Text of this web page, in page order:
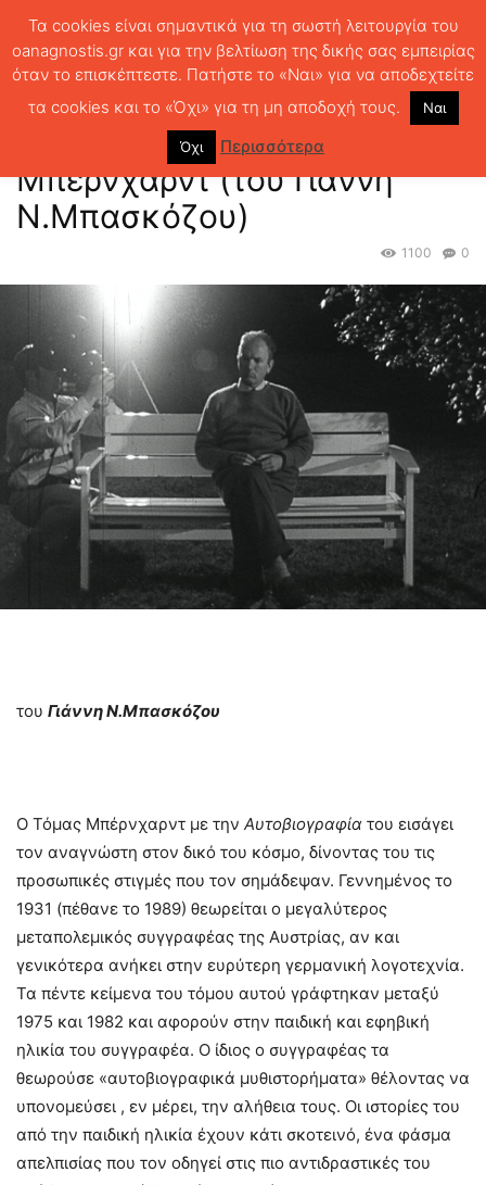
ΚΡΙΤΙΚΕΣ
Αυτός ο σκοτεινός
Μπέρνχαρντ (του Γιάννη Ν.Μπασκόζου)
Αυτός ο σκοτεινός
Μπέρνχαρντ (του Γιάννη
Ν.Μπασκόζου)
0
1100
του Γιάννη Ν.Μπασκόζου
Ο Τόμας Μπέρνχαρντ με την Αυτοβιογραφία του εισάγει
τον αναγνώστη στον δικό του κόσμο, δίνοντας του τις
προσωπικές στιγμές που τον σημάδεψαν. Γεννημένος το
1931 (πέθανε το 1989) θεωρείται ο μεγαλύτερος
μεταπολεμικός συγγραφέας της Αυστρίας, αν και
γενικότερα ανήκει στην ευρύτερη γερμανική λογοτεχνία.
Τα πέντε κείμενα του τόμου αυτού γράφτηκαν μεταξύ
1975 και 1982 και αφορούν στην παιδική και εφηβική
ηλικία του συγγραφέα. Ο ίδιος ο συγγραφέας τα
θεωρούσε «αυτοβιογραφικά μυθιστορήματα» θέλοντας να
υπονομεύσει , εν μέρει, την αλήθεια τους. Οι ιστορίες του
από την παιδική ηλικία έχουν κάτι σκοτεινό, ένα φάσμα
απελπισίας που τον οδηγεί στις πιο αντιδραστικές του
Τα cookies είναι σημαντικά για τη σωστή λειτουργία του
oanagnostis.gr και για την βελτίωση της δικής σας εμπειρίας
όταν το επισκέπτεστε. Πατήστε το «Ναι» για να αποδεχτείτε
τα cookies και το «Όχι» για τη μη αποδοχή τους.
Ναι
Όχι Περισσότερα